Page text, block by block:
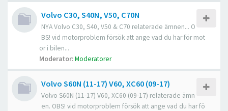
Volvo C30, S40N, V50, C70N
NYA Volvo C30, S40, V50 & C70 relaterade ämnen... O
BS! vid motorproblem försök att ange vad du har för mot
or i bilen...
Moderator:Moderatorer
Volvo S60N (11-17) V60, XC60 (09-17)
Volvo S60N (11-17) V60, XC60 (09-17) relaterade ämn
en. OBS! vid motorproblem försök att ange vad du har fö